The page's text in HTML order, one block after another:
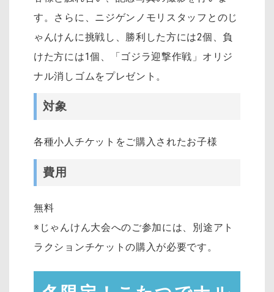
す。さらに、ニジゲンノモリスタッフとのじ
ゃんけんに挑戦し、勝利した方には2個、負
けた方には1個、「ゴジラ迎撃作戦」オリジ
ナル消しゴムをプレゼント。
対象
各種小人チケットをご購入されたお子様
費用
無料
※じゃんけん大会へのご参加には、別途アト
ラクションチケットの購入が必要です。